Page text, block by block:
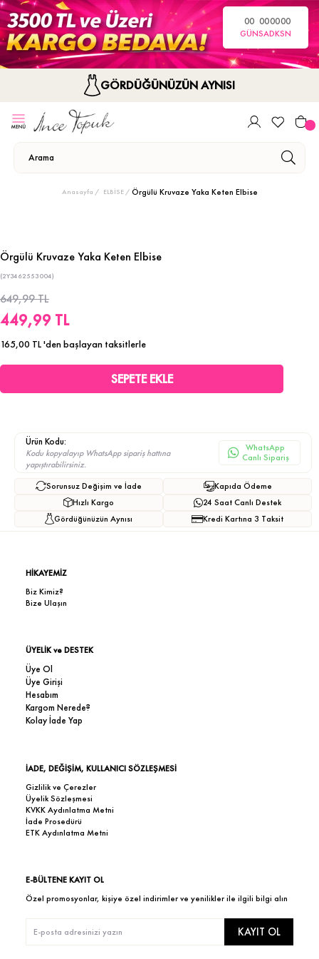
00
GÜN
00
SA
00
DK
00
SN
GÖRDÜĞÜNÜZÜN AYNISI
Anasayfa ELBİSE Örgülü Kruvaze Yaka Keten Elbise
Örgülü Kruvaze Yaka Keten Elbise
(2Y3462553004)
649,99 TL
449,99 TL
165,00 TL'den başlayan taksitlerle
Ürün Kodu:
Kodu kopyalayıp WhatsApp sipariş hattına
yapıştırabilirsiniz.
WhatsApp
Canlı Sipariş
Sorunsuz Değişim ve İade
Hızlı Kargo
Gördüğünüzün Aynısı
Kapıda Ödeme
24 Saat Canlı Destek
Kredi Kartına 3 Taksit
HİKAYEMİZ
Biz Kimiz?
Bize Ulaşın
ÜYELİK ve DESTEK
Üye Ol
Üye Girişi
Hesabım
Kargom Nerede?
Kolay İade Yap
İADE, DEĞİŞİM, KULLANICI SÖZLEŞMESİ
Gizlilik ve Çerezler
Üyelik Sözleşmesi
KVKK Aydınlatma Metni
İade Prosedürü
ETK Aydınlatma Metni
E-BÜLTENE KAYIT OL
Özel promosyonlar, kişiye özel indirimler ve yenilikler ile ilgili bilgi alın
KAYIT OL